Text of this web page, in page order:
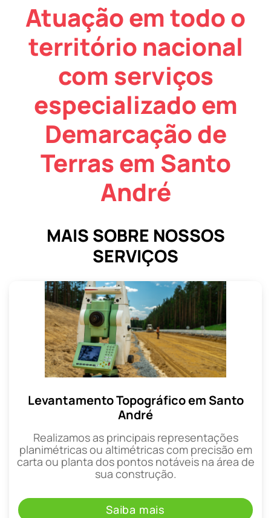
Atuação em todo o
território nacional
com serviços
especializado em
Demarcação de
Terras em Santo
André
MAIS SOBRE NOSSOS
SERVIÇOS
Levantamento Topográfico em Santo
André
Realizamos as principais representações
planimétricas ou altimétricas com precisão em
carta ou planta dos pontos notáveis na área de
sua construção.
Saiba mais